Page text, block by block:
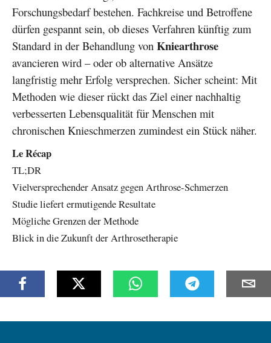
Forschungsbedarf bestehen. Fachkreise und Betroffene
dürfen gespannt sein, ob dieses Verfahren künftig zum
Standard in der Behandlung von Kniearthrose
avancieren wird – oder ob alternative Ansätze
langfristig mehr Erfolg versprechen. Sicher scheint: Mit
Methoden wie dieser rückt das Ziel einer nachhaltig
verbesserten Lebensqualität für Menschen mit
chronischen Knieschmerzen zumindest ein Stück näher.
Le Récap
TL;DR
Vielversprechender Ansatz gegen Arthrose-Schmerzen
Studie liefert ermutigende Resultate
Mögliche Grenzen der Methode
Blick in die Zukunft der Arthrosetherapie